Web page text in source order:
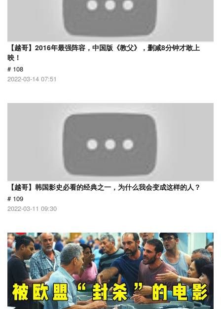
【越哥】2016年最强阵容，中国版《教父》，删减8分钟才敢上
映！
# 108
2022-03-14 07:51
【越哥】韩国影史必看的经典之一，为什么我会变成这样的人？
# 109
2022-03-11 09:30